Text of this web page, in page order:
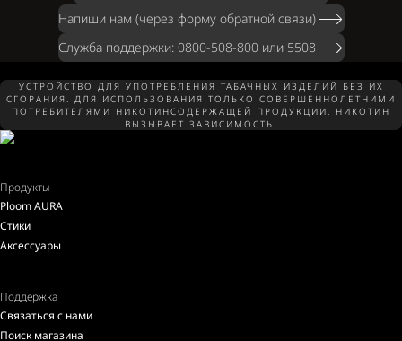
Напиши нам (через форму обратной связи)
Служба поддержки: 0800-508-800 или 5508
УСТРОЙСТВО ДЛЯ УПОТРЕБЛЕНИЯ ТАБАЧНЫХ ИЗДЕЛИЙ БЕЗ ИХ
СГОРАНИЯ. ДЛЯ ИСПОЛЬЗОВАНИЯ ТОЛЬКО СОВЕРШЕННОЛЕТНИМИ
ПОТРЕБИТЕЛЯМИ НИКОТИНСОДЕРЖАЩЕЙ ПРОДУКЦИИ. НИКОТИН
ВЫЗЫВАЕТ ЗАВИСИМОСТЬ.
Продукты
Ploom AURA
Стики
Аксессуары
Поддержка
Связаться с нами
Поиск магазина